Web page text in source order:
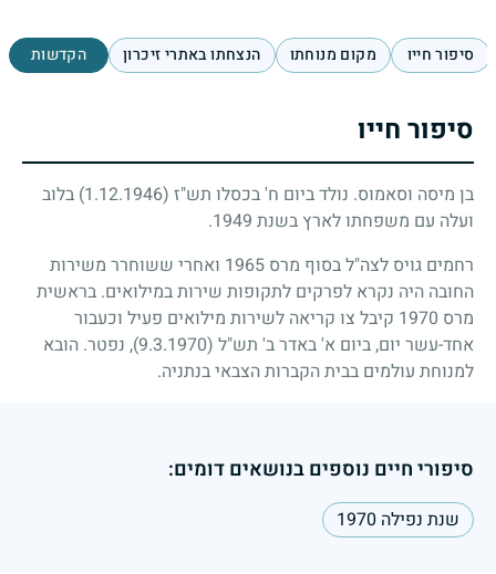
סיפור חייו מקום מנוחתו הנצחתו באתרי זיכרון הקדשות
סיפור חייו
בן מיסה וסאמוס. נולד ביום ח' בכסלו תש"ז (1.12.1946)
בלוב
ועלה עם משפחתו לארץ בשנת 1949
.
רחמים גויס לצה"ל בסוף מרס 1965 ואחרי ששוחרר משירות
החובה היה נקרא לפרקים לתקופות שירות במילואים. בראשית
מרס 1970 קיבל צו קריאה לשירות מילואים פעיל וכעבור
אחד-עשר יום, ביום א' באדר ב' תש"ל (9.3.1970)
, נפטר. הובא
למנוחת עולמים בבית הקברות הצבאי בנתניה.
סיפורי חיים נוספים בנושאים דומים:
שנת נפילה 1970